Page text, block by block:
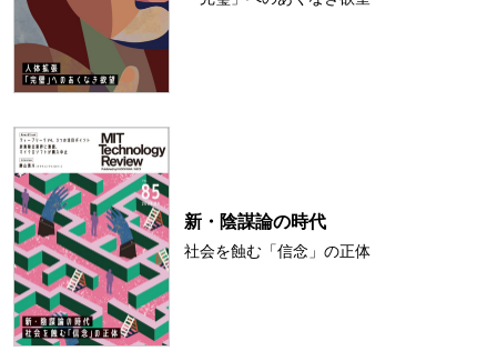
新・陰謀論の時代
社会を蝕む「信念」の正体